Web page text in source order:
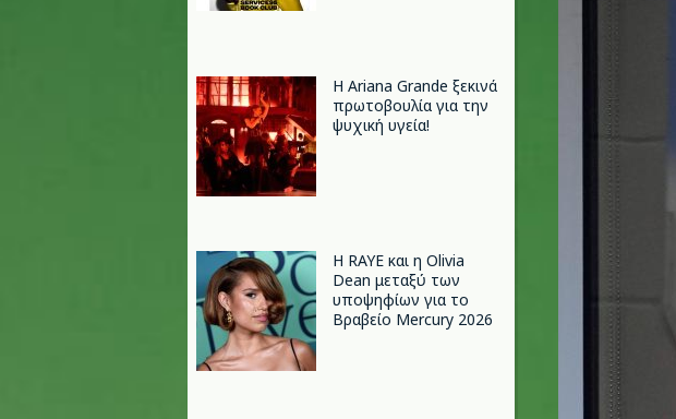
Η Ariana Grande ξεκινά
πρωτοβουλία για την
ψυχική υγεία!
Η RAYE και η Olivia
Dean μεταξύ των
υποψηφίων για το
Βραβείο Mercury 2026